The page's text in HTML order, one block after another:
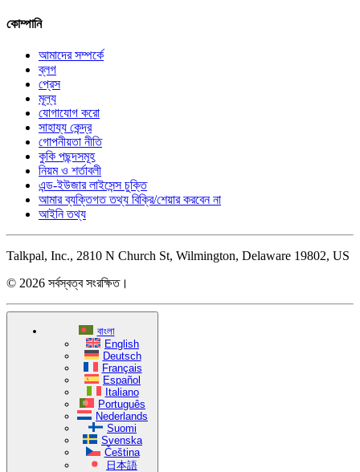
কোম্পানি
আমাদের সম্পর্কে
ব্লগ
প্রেস
মূল্য
যোগাযোগ করো
সাহায্য কেন্দ্র
গোপনীয়তা নীতি
কুকি পছন্দসমূহ
নিয়ম ও শর্তাবলী
এন্ড-ইউজার লাইসেন্স চুক্তি
আমার ব্যক্তিগত তথ্য বিক্রি/শেয়ার করবেন না
আইনি তথ্য
Talkpal, Inc., 2810 N Church St, Wilmington, Delaware 19802, US
© 2026 সর্বস্বত্ব সংরক্ষিত।
বাংলা
English
Deutsch
Français
Español
Italiano
Português
Nederlands
Suomi
Svenska
Čeština
日本語